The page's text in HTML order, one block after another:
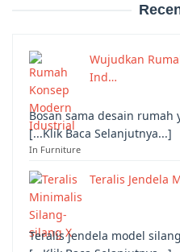
Wujudkan
Ind…
Bosan sama desain
[...Klik Baca Selanjutnya...]
In Furniture
Teralis Jendela
Teralis jendela model